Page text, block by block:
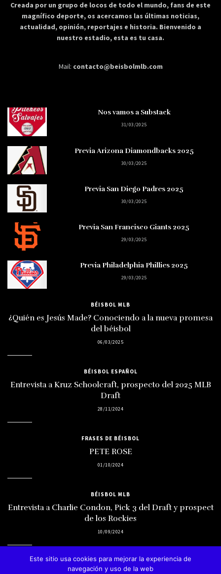
Creada por un grupo de locos de todo el mundo, fans de este
magnífico deporte, os acercamos las últimas noticias,
actualidad, opinión, reportajes e historia. Bienvenido a
nuestro estadio, esta es tu casa.
Mail: contacto@beisbolmlb.com
Nos vamos a Substack
31/03/2025
Previa Arizona Diamondbacks 2025
30/03/2025
Previa San Diego Padres 2025
30/03/2025
Previa San Francisco Giants 2025
29/03/2025
Previa Philadelphia Phillies 2025
29/03/2025
BÉISBOL MLB
¿Quién es Jesús Made? Conociendo a la nueva promesa
del béisbol
06/03/2025
BÉISBOL ESPAÑOL
Entrevista a Kruz Schoolcraft, prospecto del 2025 MLB
Draft
28/11/2024
FRASES DE BÉISBOL
PETE ROSE
01/10/2024
BÉISBOL MLB
Entrevista a Charlie Condon, Pick 3 del Draft y prospect
de los Rockies
10/09/2024
Este sitio usa cookies para mejorar la experiencia de
navegación y uso de la web